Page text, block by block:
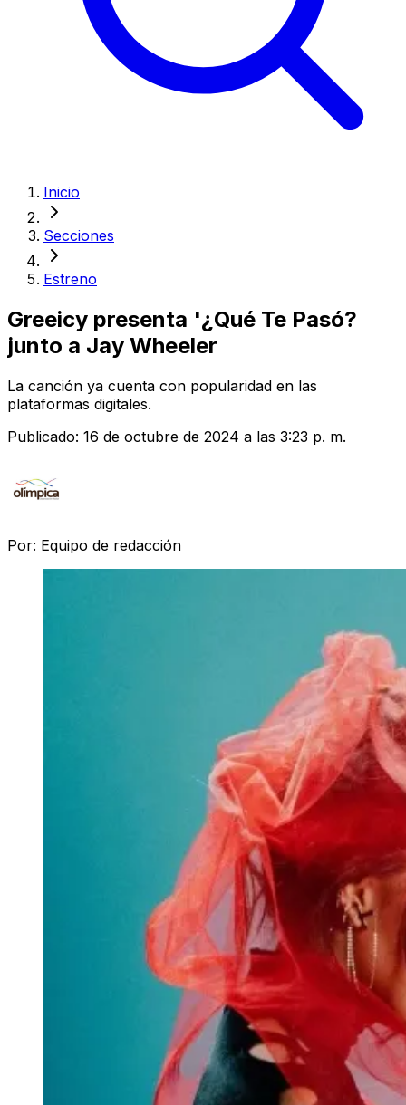
Inicio
Secciones
Estreno
Greeicy presenta '¿Qué Te Pasó?
junto a Jay Wheeler
La canción ya cuenta con popularidad en las
plataformas digitales.
Publicado: 16 de octubre de 2024 a las 3:23 p. m.
Por: Equipo de redacción